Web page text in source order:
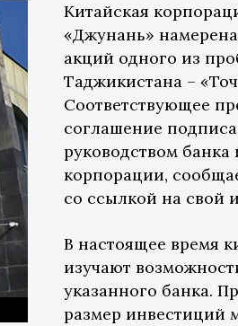
Китайская
«Джунань»
акций одного из
Таджикистана –
Соответствующее
соглашение
руководством банка
корпорации,
со ссылкой на свой
В настоящее время
изучают
указанного банка.
размер инвестиций